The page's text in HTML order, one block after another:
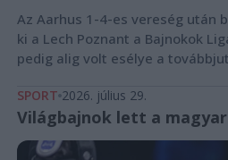
Az Aarhus 1-4-es vereség után
ki a Lech Poznant a Bajnokok
pedig alig volt esélye a
SPORT 2026. július 29.
Világbajnok lett a